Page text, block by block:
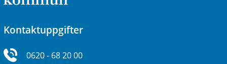
Kontaktuppgifter
0620 - 68 20 00